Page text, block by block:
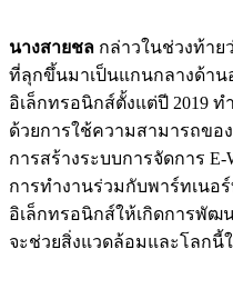
นางสายชล กล่าวในช่วงท้าย
ที่ลุกขึ้นมาเป็นแกนกลางด้าน
อิเล็กทรอนิกส์ตั้งแต่ปี 2019
ด้วยการใช้ความสามารถขอ
การสร้างระบบการจัดการ E-
การทำงานร่วมกับพาร์ทเนอ
อิเล็กทรอนิกส์ให้เกิดการพัฒ
จะช่วยสิ่งแวดล้อมและโลกนี้